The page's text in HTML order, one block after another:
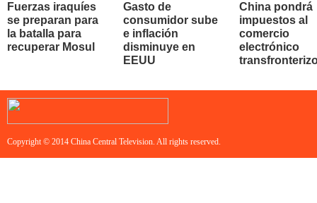
Fuerzas iraquíes
se preparan para
la batalla para
recuperar Mosul
Gasto de
consumidor sube
e inflación
disminuye en
EEUU
China pondrá
impuestos al
comercio
electrónico
Copyright © 2014 China Central Television. All rights reserved.